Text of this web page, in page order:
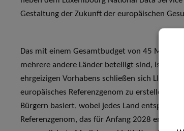
Gestaltung der Zukunft der europäischen
Das mit einem Gesamtbudget von 45
mehrere andere Länder beteiligt sind, ist ein
ehrgeizigen Vorhabens schließen sich LIH
europäisches Referenzgenom zu erstellen,
Bürgern basiert, wobei jedes Land
Referenzgenom, das für Anfang 2028